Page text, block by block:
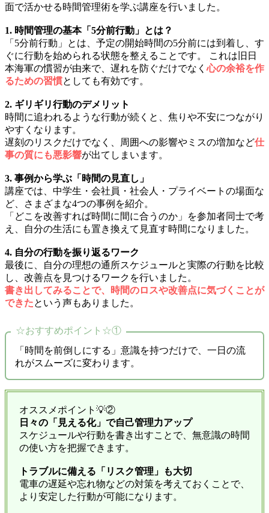
面で活かせる時間管理術を学ぶ講座を行いました。
1. 時間管理の基本「5分前行動」とは？
「5分前行動」とは、予定の開始時間の5分前には到着し、す
ぐに行動を始められる状態を整えることです。 これは旧日
本海軍の慣習が由来で、遅れを防ぐだけでなく心の余裕を作
るための習慣としても有効です。
2. ギリギリ行動のデメリット
時間に追われるような行動が続くと、焦りや不安につながり
やすくなります。
遅刻のリスクだけでなく、周囲への影響やミスの増加など仕
事の質にも悪影響が出てしまいます。
3. 事例から学ぶ「時間の見直し」
講座では、中学生・会社員・社会人・プライベートの場面な
ど、さまざまな4つの事例を紹介。
「どこを改善すれば時間に間に合うのか」を参加者同士で考
え、自分の生活にも置き換えて見直す時間になりました。
4. 自分の行動を振り返るワーク
最後に、自分の理想の通所スケジュールと実際の行動を比較
し、改善点を見つけるワークを行いました。
書き出してみることで、時間のロスや改善点に気づくことが
できたという声もありました。
☆おすすめポイント☆①
「時間を前倒しにする」意識を持つだけで、一日の流
れがスムーズに変わります。
オススメポイント💡②
日々の「見える化」で自己管理力アップ
スケジュールや行動を書き出すことで、無意識の時間
の使い方を把握できます。
トラブルに備える「リスク管理」も大切
電車の遅延や忘れ物などの対策を考えておくことで、
より安定した行動が可能になります。